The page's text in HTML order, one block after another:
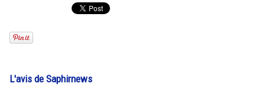
L'avis de Saphirnews